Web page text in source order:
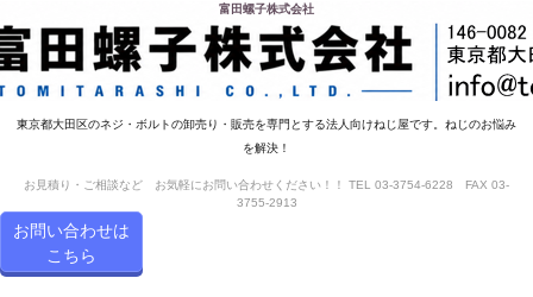
富田螺子株式会社
東京都大田区のネジ・ボルトの卸売り・販売を専門とする法人向けねじ屋です。ねじのお悩み
を解決！
お見積り・ご相談など お気軽にお問い合わせください！！ TEL 03-3754-6228 FAX 03-
3755-2913
お問い合わせは
こちら